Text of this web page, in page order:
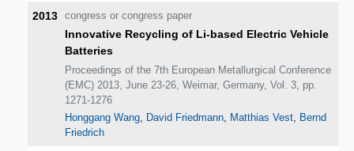
2013 congress or congress paper
Innovative Recycling of Li-based Electric Vehicle
Batteries
Proceedings of the 7th European Metallurgical Conference
(EMC) 2013, June 23-26, Weimar, Germany, Vol. 3, pp.
1271-1276
Honggang Wang, David Friedmann, Matthias Vest, Bernd
Friedrich